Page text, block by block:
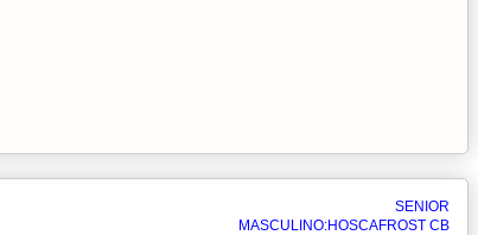
SENIOR
MASCULINO:HOSCAFROST CB